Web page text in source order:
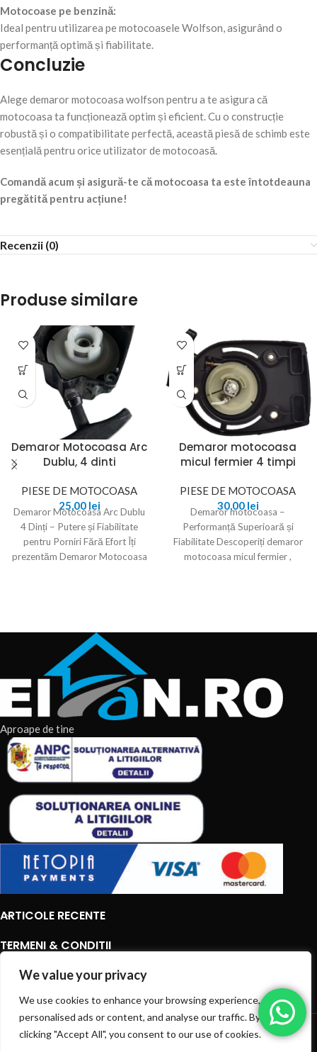
We value your privacy
We use cookies to enhance your browsing experience, serve
personalised ads or content, and analyse our traffic. By
clicking "Accept All", you consent to our use of cookies.
Motocoase pe benzină:
Ideal pentru utilizarea pe motocoasele Wolfson, asigurând o
performanță optimă și fiabilitate.
Concluzie
Alege demaror motocoasa wolfson pentru a te asigura că
motocoasa ta funcționează optim și eficient. Cu o construcție
robustă și o compatibilitate perfectă, această piesă de schimb este
esențială pentru orice utilizator de motocoasă.
Comandă acum și asigură-te că motocoasa ta este întotdeauna
pregătită pentru acțiune!
Recenzii (0)
Produse similare
Demaror Motocoasa Arc
Dublu, 4 dinti
PIESE DE MOTOCOASA
25,00 lei
Demaror Motocoasa Arc Dublu
4 Dinți – Putere și Fiabilitate
pentru Porniri Fără Efort Îți
prezentăm Demaror Motocoasa
Demaror motocoasa
micul fermier 4 timpi
PIESE DE MOTOCOASA
30,00 lei
Demaror motocoasa –
Performanță Superioară și
Fiabilitate Descoperiți demaror
motocoasa micul fermier ,
Aproape de tine
ARTICOLE RECENTE
TERMENI & CONDITII
CATEGORII DE PRODUSE
CATEGORII DE PRODUSE
© 2026EIAN.RO | Toate drepturile rezervate.